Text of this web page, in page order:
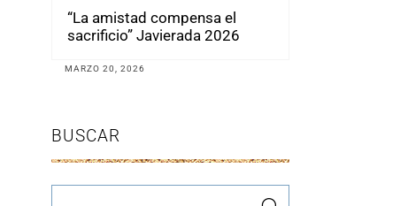
“La amistad compensa el
sacrificio” Javierada 2026
MARZO 20, 2026
BUSCAR